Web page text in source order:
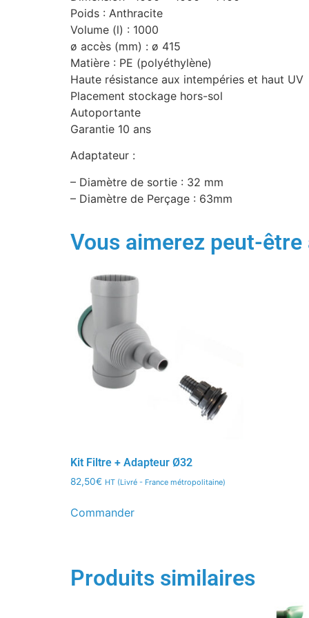
Poids : Anthracite
Volume (l) : 1000
ø accès (mm) : ø 415
Matière : PE (polyéthylène)
Haute résistance aux intempéries et haut UV
Placement stockage hors-sol
Autoportante
Garantie 10 ans
Adaptateur :
– Diamètre de sortie : 32 mm
– Diamètre de Perçage : 63mm
Vous aimerez peut-
Kit Filtre + Adapteur Ø32
82,50€ HT (Livré - France métropolitaine)
Commander
Produits similaires